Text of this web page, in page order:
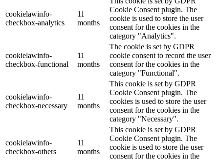
cookielawinfo-
checkbox-analytics
11
months
Cookie Consent plugin. The
cookie is used to store the user
consent for the cookies in the
category "Analytics".
cookielawinfo-
checkbox-functional
11
months
The cookie is set by GDPR
cookie consent to record the user
consent for the cookies in the
category "Functional".
cookielawinfo-
checkbox-necessary
11
months
This cookie is set by GDPR
Cookie Consent plugin. The
cookies is used to store the user
consent for the cookies in the
category "Necessary".
cookielawinfo-
checkbox-others
11
months
This cookie is set by GDPR
Cookie Consent plugin. The
cookie is used to store the user
consent for the cookies in the